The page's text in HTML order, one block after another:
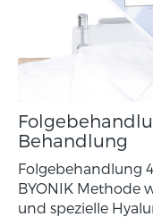
Behandlung
Folgebehandlung
BYONIK Methode
und spezielle